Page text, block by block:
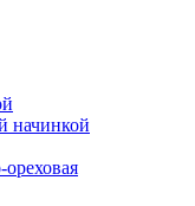
начинкой